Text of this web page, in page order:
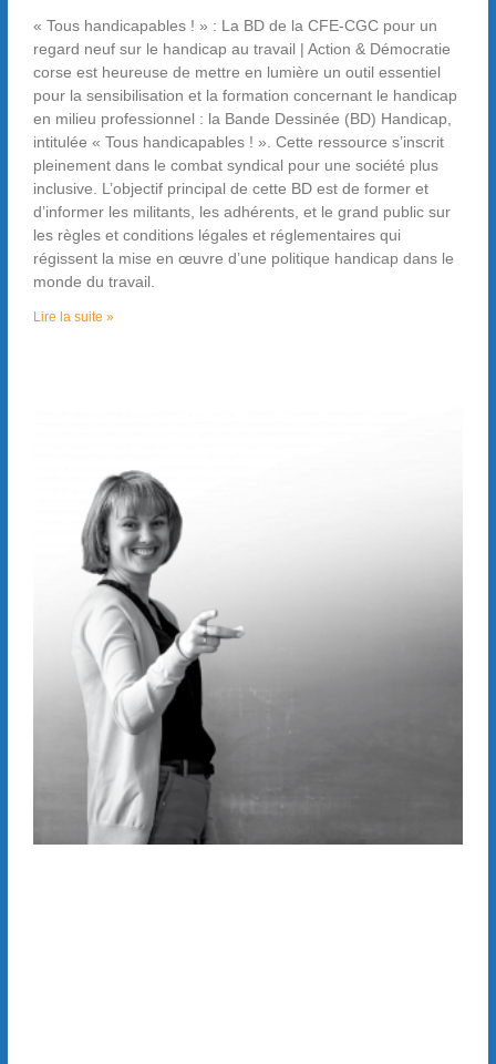
« Tous handicapables ! » : La BD de la CFE-CGC pour un
regard neuf sur le handicap au travail | Action & Démocratie
corse est heureuse de mettre en lumière un outil essentiel
pour la sensibilisation et la formation concernant le handicap
en milieu professionnel : la Bande Dessinée (BD) Handicap,
intitulée « Tous handicapables ! ». Cette ressource s’inscrit
pleinement dans le combat syndical pour une société plus
inclusive. L’objectif principal de cette BD est de former et
d’informer les militants, les adhérents, et le grand public sur
les règles et conditions légales et réglementaires qui
régissent la mise en œuvre d’une politique handicap dans le
monde du travail.
Lire la suite »